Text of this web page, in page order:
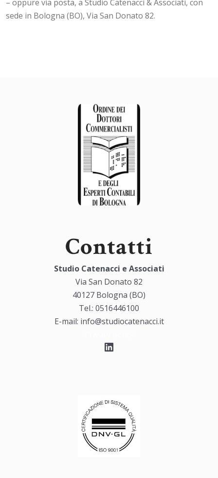
– oppure via posta, a Studio Catenacci & Associati, con
sede in Bologna (BO), Via San Donato 82.
Contatti
Studio Catenacci e Associati
Via San Donato 82
40127 Bologna (BO)
Tel.: 0516446100
E-mail: info@studiocatenacci.it
LinkedIn